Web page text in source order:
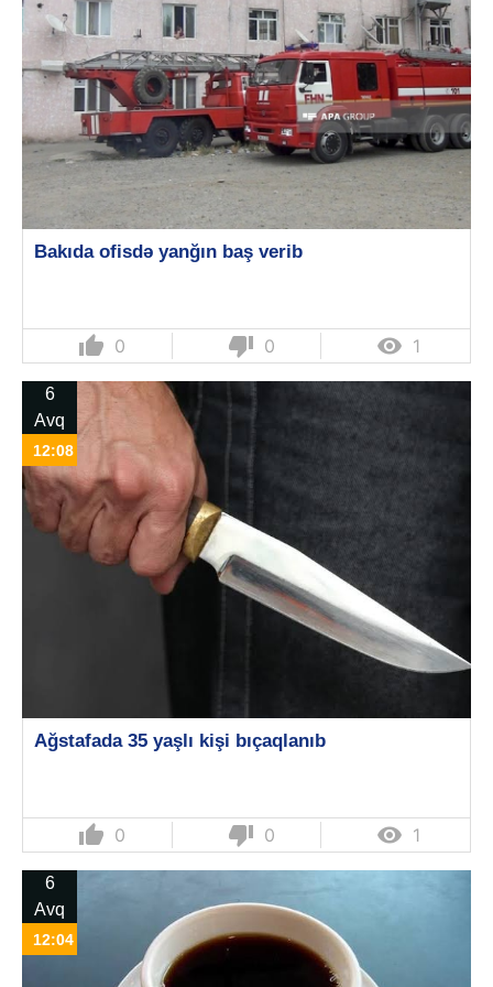
Bakıda ofisdə yanğın baş verib
thumb_up 0 thumb_down 0  1
6
Avq
12:08
Ağstafada 35 yaşlı kişi bıçaqlanıb
thumb_up 0 thumb_down 0  1
6
Avq
12:04